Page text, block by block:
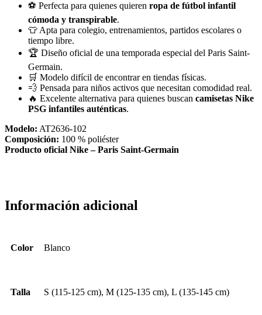
⚽ Perfecta para quienes quieren ropa de fútbol infantil
cómoda y transpirable.
👕 Apta para colegio, entrenamientos, partidos escolares o
tiempo libre.
🏆 Diseño oficial de una temporada especial del Paris Saint-
Germain.
🛒 Modelo difícil de encontrar en tiendas físicas.
💨 Pensada para niños activos que necesitan comodidad real.
🔥 Excelente alternativa para quienes buscan camisetas Nike
PSG infantiles auténticas.
Modelo: AT2636-102
Composición: 100 % poliéster
Producto oficial Nike – Paris Saint-Germain
Información adicional
Color Blanco
Talla S (115-125 cm), M (125-135 cm), L (135-145 cm)